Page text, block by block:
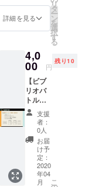
合わせ
くださ
project.
v.u.sers
@gmail
.com
資料と
ご自身
Vについ
てまと
めた資
料をご
提出く
ださ
い。 ※
ご不明
な点が
ござい
ました
ら下記
メール
アドレ
ト
（PDF
） ・パ
ンフ
（紙）
・パン
フレッ
トへの
記載
※PDF形
式で下
記メー
ルアド
レスに
ビブリ
オバト
ル用の
資料と
詳細を見る
リ
タ
ー
ン
を
選
択
す
る
4,0
00 円
残り10
【ビブ
リオバ
トル出
場権
（映
像・技
術
系）】
・お礼
メッ
セージ
・デー
支援
者：
0人
お届
け予
定：
2020
年04
月
こ